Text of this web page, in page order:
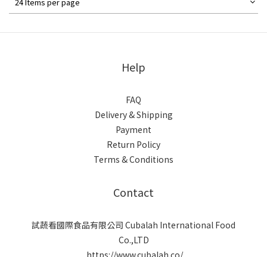
Help
FAQ
Delivery & Shipping
Payment
Return Policy
Terms & Conditions
Contact
試蔬看國際食品有限公司 Cubalah International Food
Co.,LTD
https://www.cubalah.co/